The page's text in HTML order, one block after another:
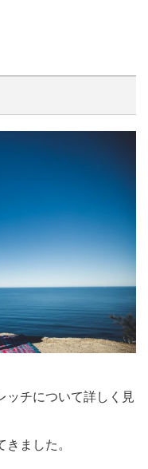
ッチについて詳しく見
ました。